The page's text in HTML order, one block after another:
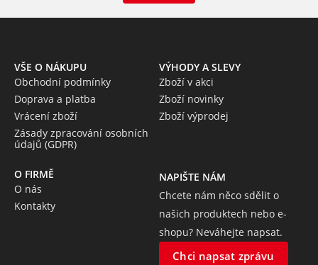
VŠE O NÁKUPU
Obchodní podmínky
Doprava a platba
Vrácení zboží
Zásady zpracování osobních
údajů (GDPR)
VÝHODY A SLEVY
Zboží v akci
Zboží novinky
Zboží výprodej
O FIRMĚ
O nás
Kontakty
NAPIŠTE NÁM
Chcete nám něco sdělit o
našich produktech nebo e-
shopu? Neváhejte napsat.
Chci napsat zprávu